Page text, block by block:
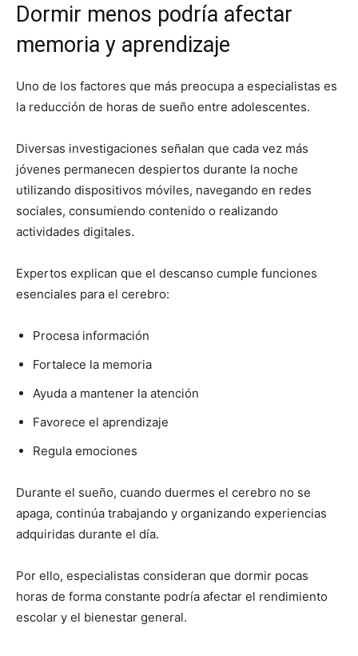
Dormir menos podría afectar
memoria y aprendizaje
Uno de los factores que más preocupa a especialistas es
la reducción de horas de sueño entre adolescentes.
Diversas investigaciones señalan que cada vez más
jóvenes permanecen despiertos durante la noche
utilizando dispositivos móviles, navegando en redes
sociales, consumiendo contenido o realizando
actividades digitales.
Expertos explican que el descanso cumple funciones
esenciales para el cerebro:
Procesa información
Fortalece la memoria
Ayuda a mantener la atención
Favorece el aprendizaje
Regula emociones
Durante el sueño, cuando duermes el cerebro no se
apaga, continúa trabajando y organizando experiencias
adquiridas durante el día.
Por ello, especialistas consideran que dormir pocas
horas de forma constante podría afectar el rendimiento
escolar y el bienestar general.